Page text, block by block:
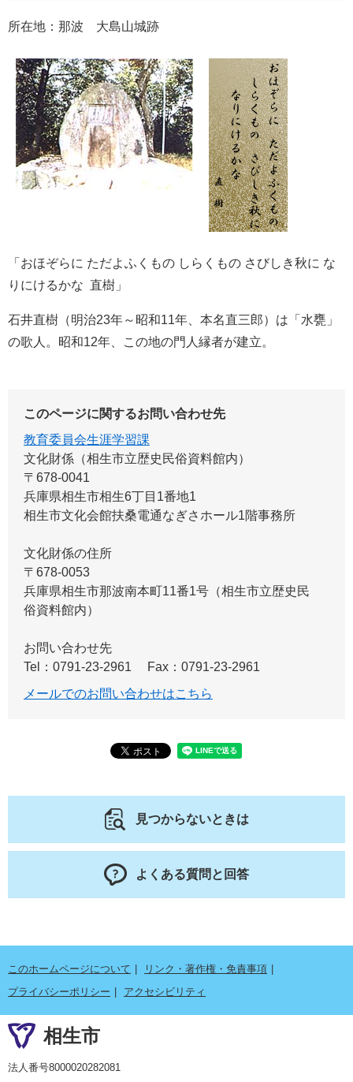
所在地：那波 大島山城跡
「おほぞらに ただよふくもの しらくもの さびしき秋に な
りにけるかな 直樹」
石井直樹（明治23年～昭和11年、本名直三郎）は「水甕」
の歌人。昭和12年、この地の門人縁者が建立。
このページに関するお問い合わせ先
教育委員会生涯学習課
文化財係（相生市立歴史民俗資料館内）
〒678-0041
兵庫県相生市相生6丁目1番地1
相生市文化会館扶桑電通なぎさホール1階事務所
文化財係の住所
〒678-0053
兵庫県相生市那波南本町11番1号（相生市立歴史民
俗資料館内）
お問い合わせ先
Tel：0791-23-2961
Fax：0791-23-2961
メールでのお問い合わせはこちら
見つからないときは
よくある質問と回答
このホームページについて
リンク・著作権・免責事項
プライバシーポリシー
アクセシビリティ
相生市
法人番号8000020282081